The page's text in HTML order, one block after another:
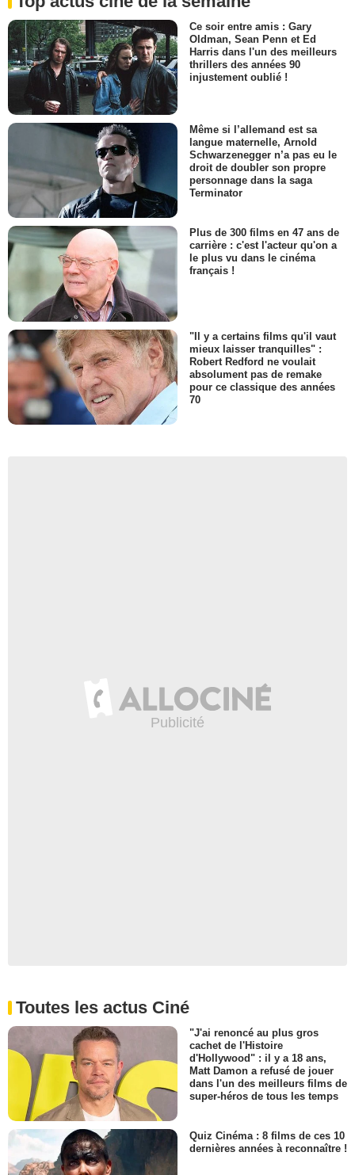
Ce soir entre amis : Gary
Oldman, Sean Penn et Ed
Harris dans l'un des meilleurs
thrillers des années 90
injustement oublié !
Même si l’allemand est sa
langue maternelle, Arnold
Schwarzenegger n’a pas eu le
droit de doubler son propre
personnage dans la saga
Terminator
Plus de 300 films en 47 ans de
carrière : c'est l'acteur qu'on a
le plus vu dans le cinéma
français !
"Il y a certains films qu'il vaut
mieux laisser tranquilles" :
Robert Redford ne voulait
absolument pas de remake
pour ce classique des années
70
Toutes les actus Ciné
"J'ai renoncé au plus gros
cachet de l'Histoire
d'Hollywood" : il y a 18 ans,
Matt Damon a refusé de jouer
dans l'un des meilleurs films de
super-héros de tous les temps
Quiz Cinéma : 8 films de ces 10
dernières années à reconnaître !